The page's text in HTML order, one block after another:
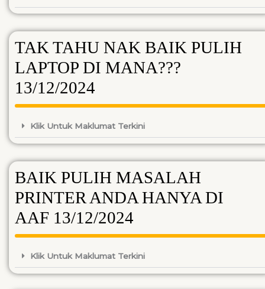
TAK TAHU NAK BAIK PULIH
LAPTOP DI MANA???
13/12/2024
Klik Untuk Maklumat Terkini
BAIK PULIH MASALAH
PRINTER ANDA HANYA DI
AAF 13/12/2024
Klik Untuk Maklumat Terkini